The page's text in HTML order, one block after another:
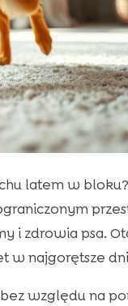
latem w
i zdrowia psa.
w najgorętsze
względu na